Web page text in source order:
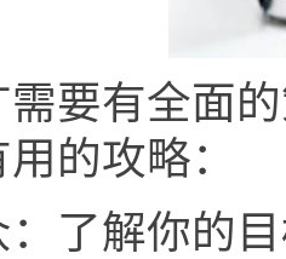
要有全面
的攻略：
了解你的